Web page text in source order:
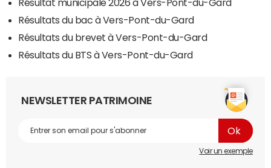
Résultat municipale 2026 à Vers-Pont-du-Gard
Résultats du bac à Vers-Pont-du-Gard
Résultats du brevet à Vers-Pont-du-Gard
Résultats du BTS à Vers-Pont-du-Gard
NEWSLETTER PATRIMOINE
Voir un exemple